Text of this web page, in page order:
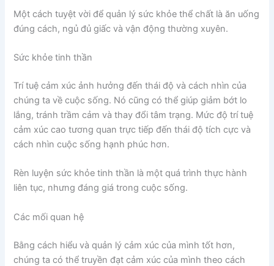
Một cách tuyệt vời để quản lý sức khỏe thể chất là ăn uống
đúng cách, ngủ đủ giấc và vận động thường xuyên.
Sức khỏe tinh thần
Trí tuệ cảm xúc ảnh hưởng đến thái độ và cách nhìn của
chúng ta về cuộc sống. Nó cũng có thể giúp giảm bớt lo
lắng, tránh trầm cảm và thay đổi tâm trạng. Mức độ trí tuệ
cảm xúc cao tương quan trực tiếp đến thái độ tích cực và
cách nhìn cuộc sống hạnh phúc hơn.
Rèn luyện sức khỏe tinh thần là một quá trình thực hành
liên tục, nhưng đáng giá trong cuộc sống.
Các mối quan hệ
Bằng cách hiểu và quản lý cảm xúc của mình tốt hơn,
chúng ta có thể truyền đạt cảm xúc của mình theo cách